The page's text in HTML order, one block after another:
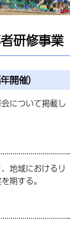
研修事業
開催）
について掲載し
地域におけるリ
期する。